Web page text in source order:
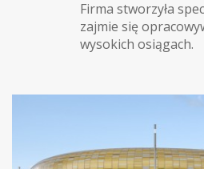
Firma stworzyła
zajmie się
wysokich osiągach.